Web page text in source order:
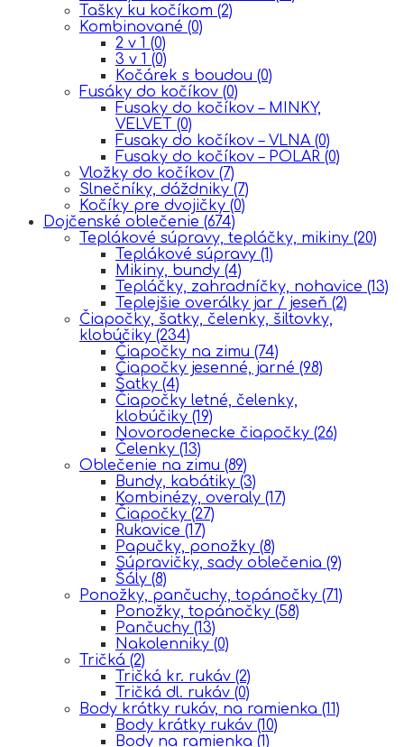
Tašky ku kočíkom (2)
Kombinované (0)
2 v 1 (0)
3 v 1 (0)
Kočárek s boudou (0)
Fusáky do kočíkov (0)
Fusaky do kočíkov – MINKY,
VELVET (0)
Fusaky do kočíkov – VLNA (0)
Fusaky do kočíkov – POLAR (0)
Vložky do kočíkov (7)
Slnečníky, dáždniky (7)
Kočíky pre dvojičky (0)
Dojčenské oblečenie (674)
Teplákové súpravy, tepláčky, mikiny (20)
Teplákové súpravy (1)
Mikiny, bundy (4)
Tepláčky, zahradníčky, nohavice (13)
Teplejšie overálky jar / jeseň (2)
Čiapočky, šatky, čelenky, šiltovky,
klobúčiky (234)
Čiapočky na zimu (74)
Čiapočky jesenné, jarné (98)
Šatky (4)
Čiapočky letné, čelenky,
klobúčiky (19)
Novorodenecke čiapočky (26)
Čelenky (13)
Oblečenie na zimu (89)
Bundy, kabátiky (3)
Kombinézy, overaly (17)
Čiapočky (27)
Rukavice (17)
Papučky, ponožky (8)
Súpravičky, sady oblečenia (9)
Šály (8)
Ponožky, pančuchy, topánočky (71)
Ponožky, topánočky (58)
Pančuchy (13)
Nakolenniky (0)
Tričká (2)
Tričká kr. rukáv (2)
Tričká dl. rukáv (0)
Body krátky rukáv, na ramienka (11)
Body krátky rukáv (10)
Body na ramienka (1)